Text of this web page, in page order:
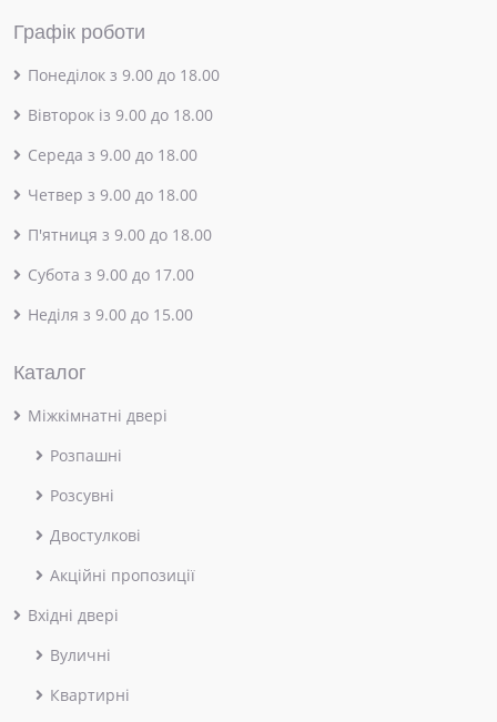
Графік роботи
Понеділок з 9.00 до 18.00
Вівторок із 9.00 до 18.00
Середа з 9.00 до 18.00
Четвер з 9.00 до 18.00
П'ятниця з 9.00 до 18.00
Субота з 9.00 до 17.00
Неділя з 9.00 до 15.00
Каталог
Міжкімнатні двері
Розпашні
Розсувні
Двостулкові
Акційні пропозиції
Вхідні двері
Вуличні
Квартирні